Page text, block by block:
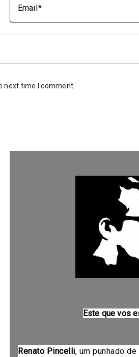
Email
next time I comment.
Este que vos
Renato Pincelli, um punhado